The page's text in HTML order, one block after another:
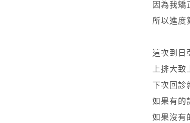
因為我矯
所以進度
這次到日
上排大
下次回診
如果有的
如果沒有